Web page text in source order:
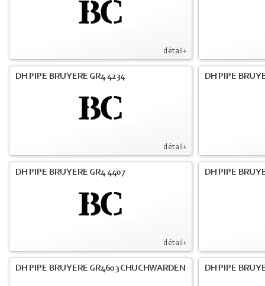
détail+
détail+
DH PIPE BRUYERE GR4 4234 DH PIPE
détail+
DH PIPE BRUYERE GR4 4407 DH PIPE
DH PIPE BRUYERE GR4603 CHUCHWARDEN DH PIPE